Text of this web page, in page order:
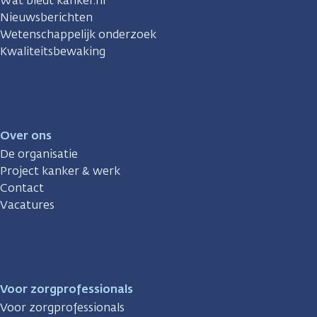
Nieuwsberichten
Wetenschappelijk onderzoek
Kwaliteitsbewaking
Over ons
De organisatie
Project kanker & werk
Contact
Vacatures
Voor zorgprofessionals
Voor zorgprofessionals